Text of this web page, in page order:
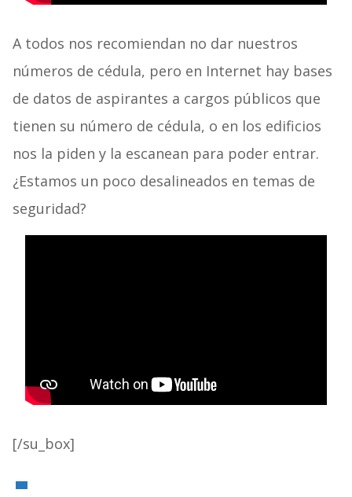
A todos nos recomiendan no dar nuestros
números de cédula, pero en Internet hay bases
de datos de aspirantes a cargos públicos que
tienen su número de cédula, o en los edificios
nos la piden y la escanean para poder entrar.
¿Estamos un poco desalineados en temas de
seguridad?
[/su_box]